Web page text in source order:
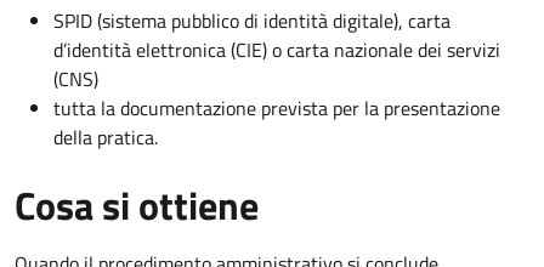
SPID (sistema pubblico di identità digitale), carta
d’identità elettronica (CIE) o carta nazionale dei servizi
(CNS)
tutta la documentazione prevista per la presentazione
della pratica.
Cosa si ottiene